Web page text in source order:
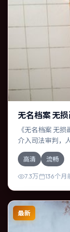
无名档案 无
《无名档案 无
介入司法审判，
关系相互咬合，
演李安善于在长
景，增强真实质感
高清 流畅
7.3万 136个月
最新